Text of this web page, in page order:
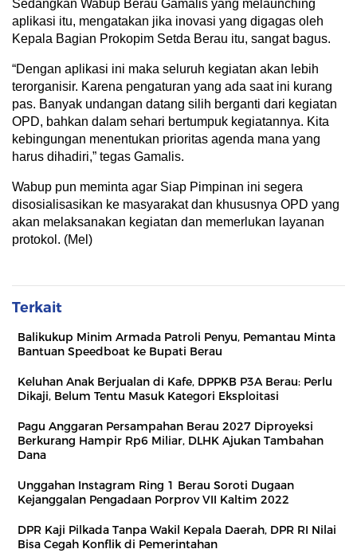
Sedangkan Wabup Berau Gamalis yang melaunching
aplikasi itu, mengatakan jika inovasi yang digagas oleh
Kepala Bagian Prokopim Setda Berau itu, sangat bagus.
“Dengan aplikasi ini maka seluruh kegiatan akan lebih
terorganisir. Karena pengaturan yang ada saat ini kurang
pas. Banyak undangan datang silih berganti dari kegiatan
OPD, bahkan dalam sehari bertumpuk kegiatannya. Kita
kebingungan menentukan prioritas agenda mana yang
harus dihadiri,” tegas Gamalis.
Wabup pun meminta agar Siap Pimpinan ini segera
disosialisasikan ke masyarakat dan khususnya OPD yang
akan melaksanakan kegiatan dan memerlukan layanan
protokol. (Mel)
Terkait
Balikukup Minim Armada Patroli Penyu, Pemantau Minta
Bantuan Speedboat ke Bupati Berau
Keluhan Anak Berjualan di Kafe, DPPKB P3A Berau: Perlu
Dikaji, Belum Tentu Masuk Kategori Eksploitasi
Pagu Anggaran Persampahan Berau 2027 Diproyeksi
Berkurang Hampir Rp6 Miliar, DLHK Ajukan Tambahan
Dana
Unggahan Instagram Ring 1 Berau Soroti Dugaan
Kejanggalan Pengadaan Porprov VII Kaltim 2022
DPR Kaji Pilkada Tanpa Wakil Kepala Daerah, DPR RI Nilai
Bisa Cegah Konflik di Pemerintahan